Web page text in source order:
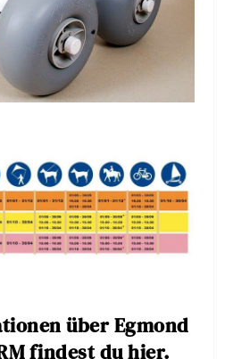
über Egmond
findest du hier.